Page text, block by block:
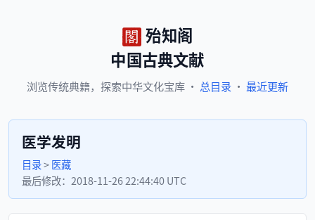
殆知阁
中国古典文献
浏览传统典籍， 探索中华文化宝库 · 总目录 · 最近更新
医学发明
目录>医藏
最后修改： 2018-11-26 22:44:40 UTC